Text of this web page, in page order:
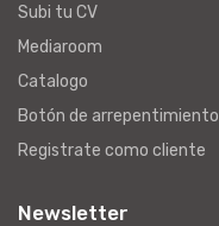
Subi tu CV
Mediaroom
Catalogo
Botón de arrepentimiento
Registrate como cliente
Newsletter